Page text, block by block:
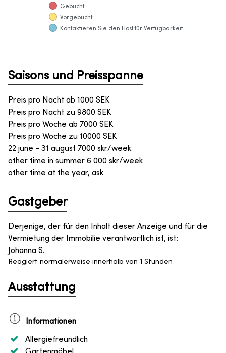
Gebucht
Vorgebucht
Kontaktieren Sie den Host für Verfügbarkeit
Saisons und Preisspanne
Preis pro Nacht ab 1000 SEK
Preis pro Nacht zu 9800 SEK
Preis pro Woche ab 7000 SEK
Preis pro Woche zu 10000 SEK
22 june - 31 august 7000 skr/week
other time in summer 6 000 skr/week
other time at the year, ask
Gastgeber
Derjenige, der für den Inhalt dieser Anzeige und für die
Vermietung der Immobilie verantwortlich ist, ist:
Johanna S.
Reagiert normalerweise innerhalb von 1 Stunden
Ausstattung
Informationen
Allergiefreundlich